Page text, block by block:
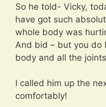
So he told- Vicky,
have got such
whole body was
And bid – but you do
body and all the
I called him up the
comfortably!